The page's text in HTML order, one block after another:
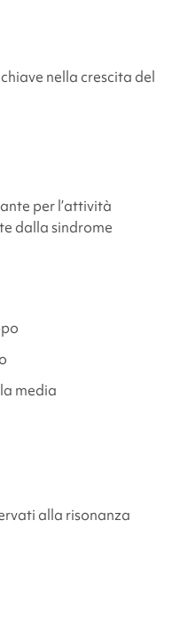
risorse?
nella crescita del
per l’attività
dallasindrome
media
alla risonanza